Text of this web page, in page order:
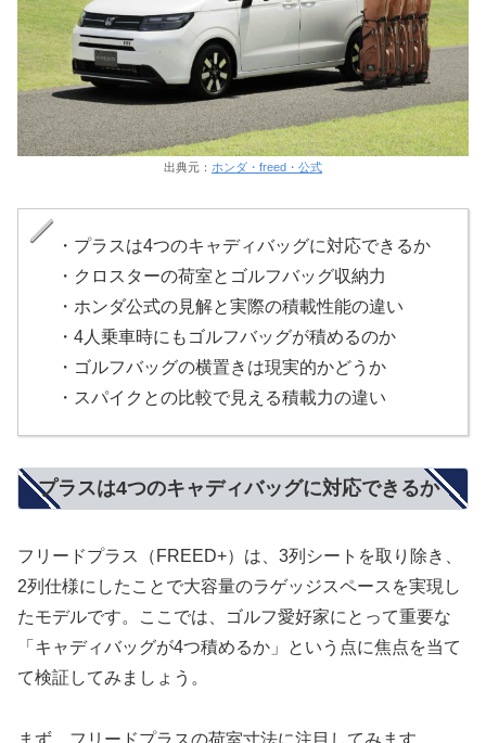
出典元： ホンダ・freed・公式
・プラスは4つのキャディバッグに対応できるか
・クロスターの荷室とゴルフバッグ収納力
・ホンダ公式の見解と実際の積載性能の違い
・4人乗車時にもゴルフバッグが積めるのか
・ゴルフバッグの横置きは現実的かどうか
・スパイクとの比較で見える積載力の違い
プラスは4つのキャディバッグに対応できるか
フリードプラス（FREED+）は、3列シートを取り除き、
2列仕様にしたことで大容量のラゲッジスペースを実現し
たモデルです。ここでは、ゴルフ愛好家にとって重要な
「キャディバッグが4つ積めるか」という点に焦点を当て
て検証してみましょう。
まず、フリードプラスの荷室寸法に注目してみます。